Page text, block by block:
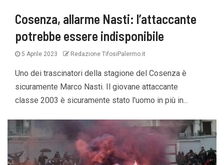
Cosenza, allarme Nasti: l’attaccante
potrebbe essere indisponibile
5 Aprile 2023 Redazione TifosiPalermo.it
Uno dei trascinatori della stagione del Cosenza è
sicuramente Marco Nasti. Il giovane attaccante
classe 2003 è sicuramente stato l'uomo in più in...